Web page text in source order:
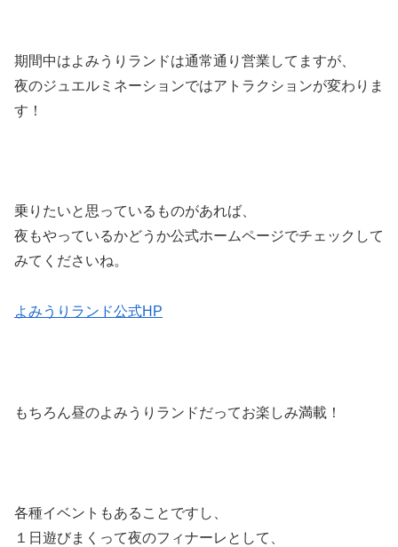
期間中はよみうりランドは通常通り営業してますが、
夜のジュエルミネーションではアトラクションが変わりま
す！
乗りたいと思っているものがあれば、
夜もやっているかどうか公式ホームページでチェックして
みてくださいね。
よみうりランド公式HP
もちろん昼のよみうりランドだってお楽しみ満載！
各種イベントもあることですし、
１日遊びまくって夜のフィナーレとして、